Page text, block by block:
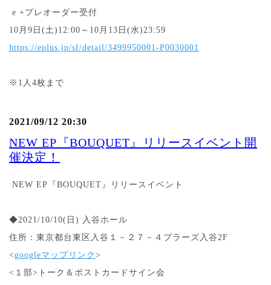
e +プレオーダー受付
10月9日(土)12:00～10月13日(水)23:59
https://eplus.jp/sf/detail/3499950001-P0030001
※1人4枚まで
2021/09/12 20:30
NEW EP『BOUQUET』リリースイベント開
催決定！
NEW EP『BOUQUET』リリースイベント
◆2021/10/10(日 ) 入谷ホール
住所：東京都台東区入谷１－２７－４プラーズ入谷2F
<googleマップリンク >
<１部>トーク＆ポストカードサイン会